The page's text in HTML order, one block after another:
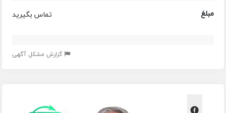
مبلغ
تماس بگیرید
گزارش مشکل آگهی